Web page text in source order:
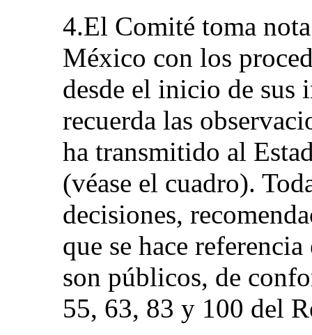
4.El Comité toma
México con los
desde el inicio de sus
recuerda las
ha transmitido al
(véase el cuadro).
decisiones,
que se hace
son públicos, de
55, 63, 83 y 100 del